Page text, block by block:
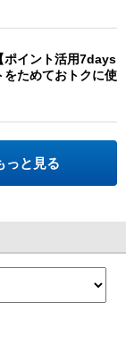
イント活用7days
をためておトクに使
っと見る